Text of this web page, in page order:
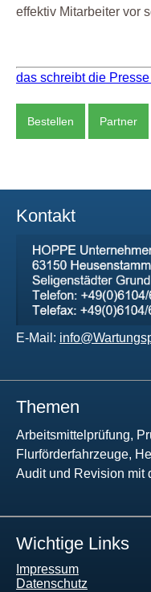
effektiv Mitarbeiter vor
das schreibt die
Bestellen Partner
Kontakt
E-Mail:
Themen
Arbeitsmittelprüfung,
Flurförderfahrzeuge,
Audit und Revision mit
Wichtige Links
Impressum
Datenschutz